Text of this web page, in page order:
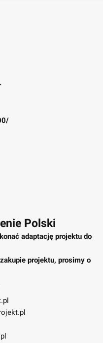
Polski
adaptację projektu do
projektu, prosimy o